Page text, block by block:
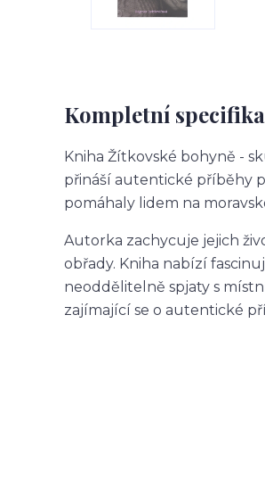
Kompletní
Kniha Žítkovské bohyně -
přináší autentické příběhy
pomáhaly lidem na
Autorka zachycuje jejich
obřady. Kniha nabízí
neoddělitelně spjaty s
zajímající se o autentické